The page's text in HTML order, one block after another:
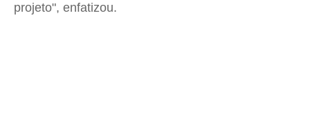
projeto", enfatizou.